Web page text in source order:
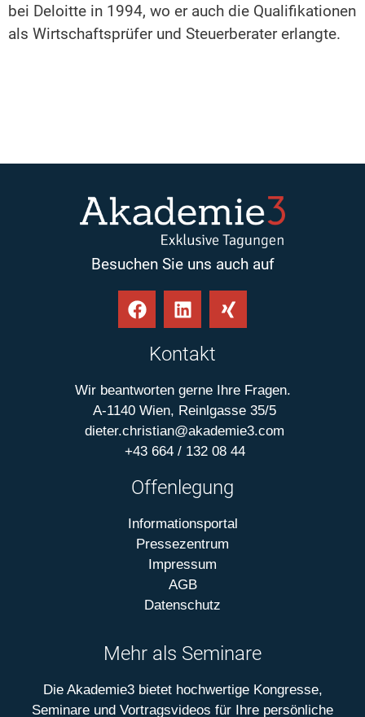
bei Deloitte in 1994, wo er auch die Qualifikationen
als Wirtschaftsprüfer und Steuerberater erlangte.
Besuchen Sie uns auch auf
Kontakt
Wir beantworten gerne Ihre Fragen.
A-1140 Wien, Reinlgasse 35/5
dieter.christian@akademie3.com
+43 664 / 132 08 44
Offenlegung
Informationsportal
Pressezentrum
Impressum
AGB
Datenschutz
Mehr als Seminare
Die Akademie3 bietet hochwertige Kongresse,
Seminare und Vortragsvideos für Ihre persönliche